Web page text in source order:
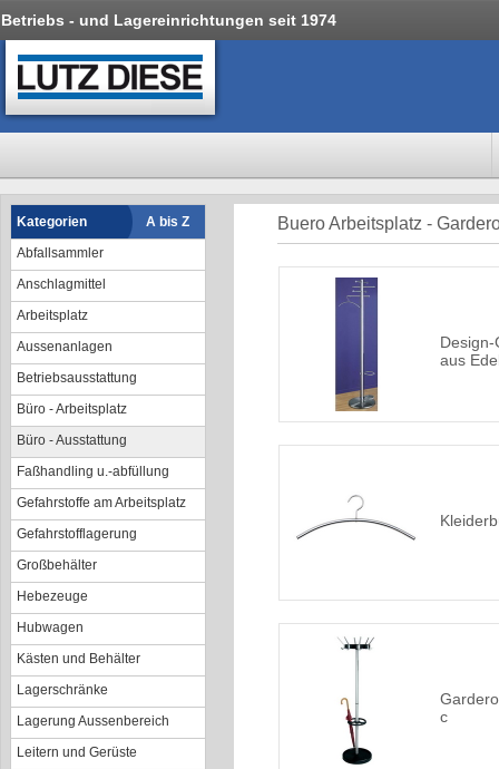
Betriebs - und Lagereinrichtungen seit 1974
Kategorien
A bis Z
Abfallsammler
Anschlagmittel
Arbeitsplatz
Aussenanlagen
Betriebsausstattung
Büro - Arbeitsplatz
Büro - Ausstattung
Faßhandling u.-abfüllung
Gefahrstoffe am Arbeitsplatz
Gefahrstofflagerung
Großbehälter
Hebezeuge
Hubwagen
Kästen und Behälter
Lagerschränke
Lagerung Aussenbereich
Leitern und Gerüste
Buero Arbeitsplatz -
aus
c